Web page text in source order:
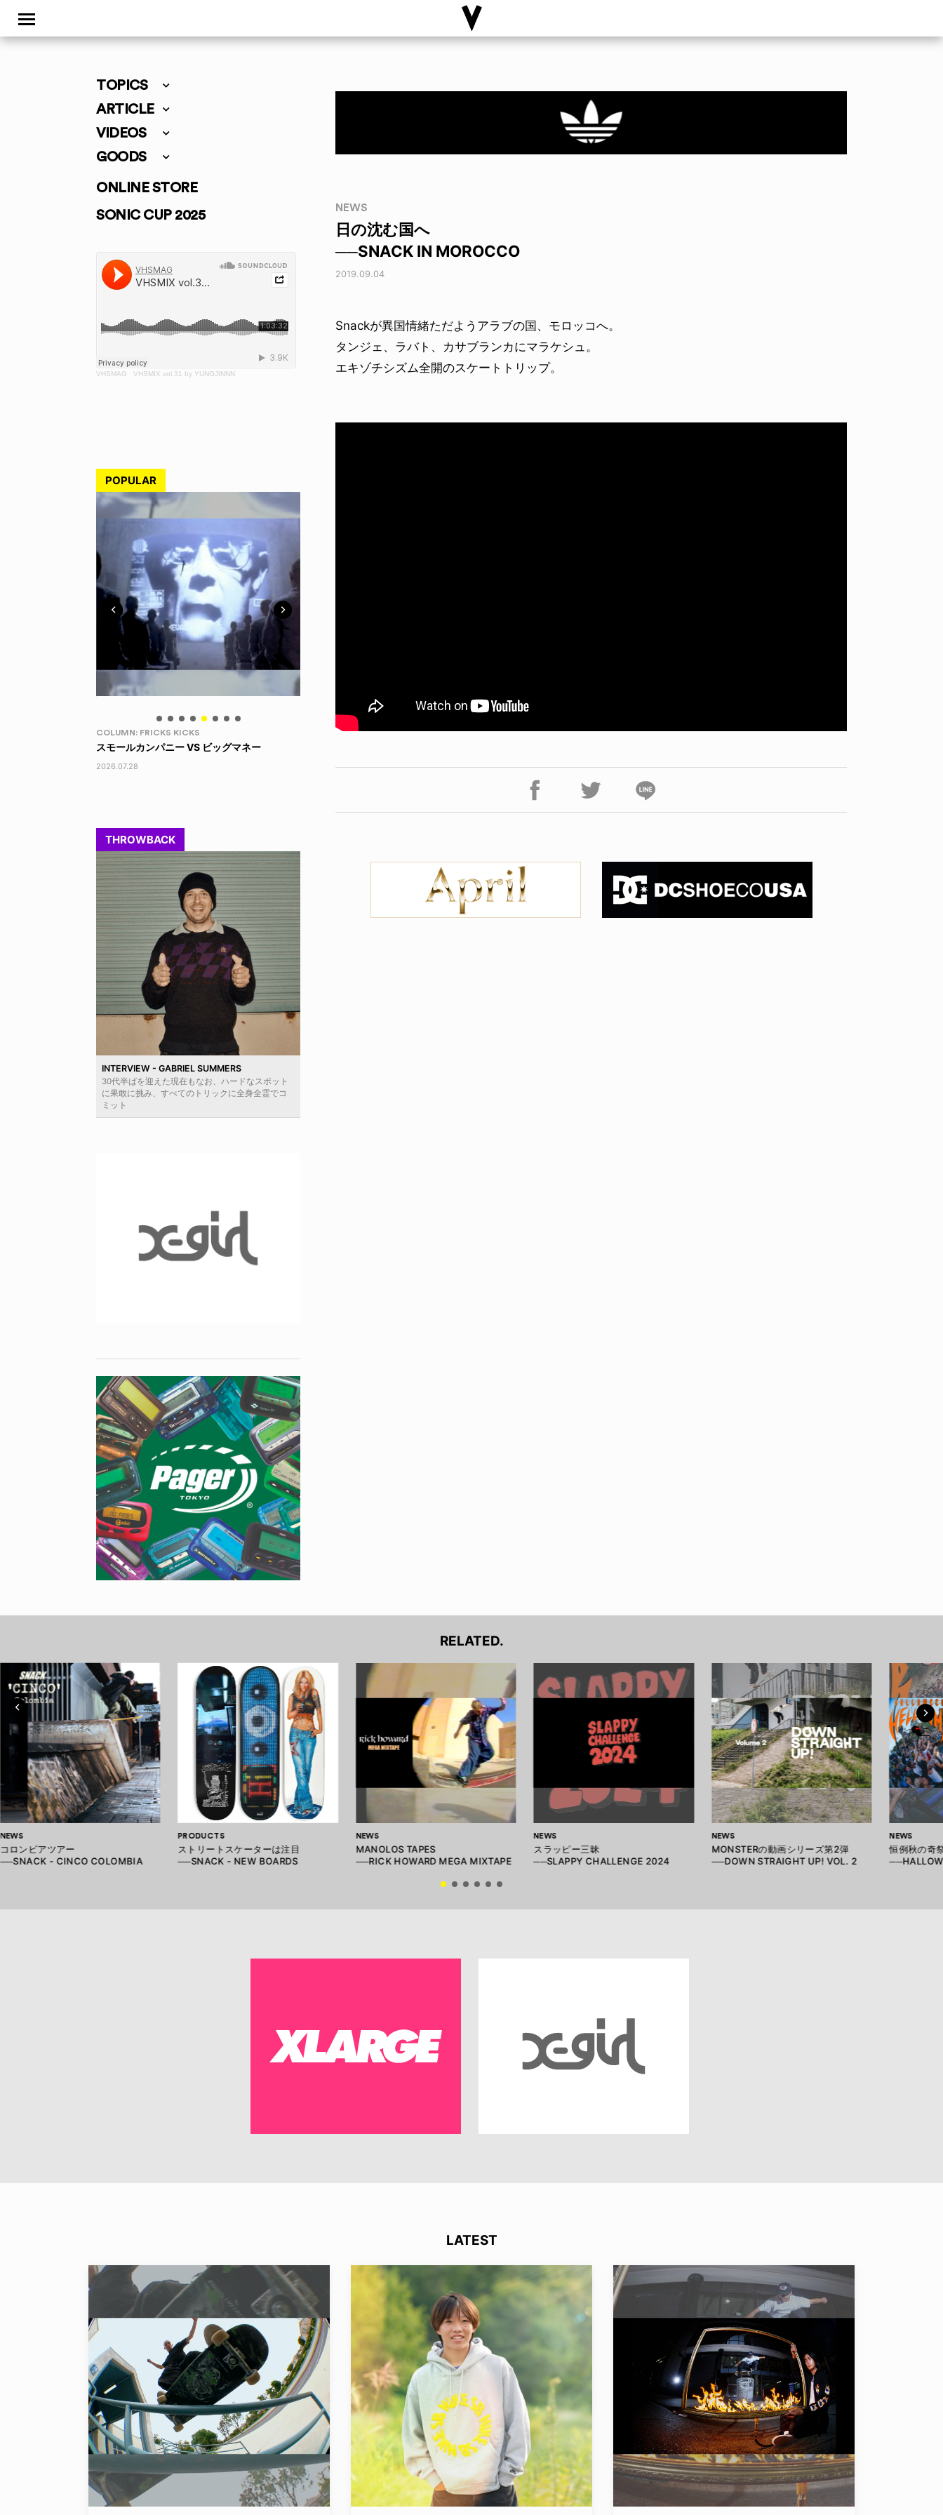
TOPICS
ARTICLE
VIDEOS
GOODS
ONLINE STORE
SONIC CUP 2025
VHSMAG · VHSMIX vol.31 by YUNGJINNN
POPULAR
LIFE HACK
150 WALLET
2026.07.28
LIFE HACK
2026.08.04
NEWS
2026.07.31
YO! CHUI
2026.07.31
THROWBACK
INTERVIEW - GABRIEL SUMMERS
30代半ばを迎えた現在もなお、ハードなスポット
に果敢に挑み、すべてのトリックに全身全霊でコ
ミット
NEWS
日の沈む国へ
──SNACK IN MOROCCO
2019.09.04
Snackが異国情緒ただようアラブの国、モロッコへ。
タンジェ、ラバト、カサブランカにマラケシュ。
エキゾチシズム全開のスケートトリップ。
RELATED.
NEWS
コロンビアツアー
──SNACK - CINCO COLOMBIA
PRODUCTS
ストリートスケーターは注目
──SNACK - NEW BOARDS
NEWS
MANOLOS TAPES
──RICK HOWARD MEGA MIXTAPE
NEWS
スラッピー三昧
──SLAPPY CHALLENGE 2024
NEWS
MONSTERの動画シリーズ第2弾
──DOWN STRAIGHT UP! VOL. 2
NEWS
恒例秋の奇
LATEST